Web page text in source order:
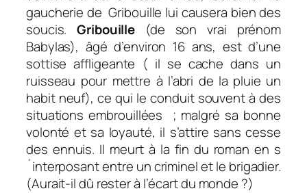
gaucherie de Gribouille lui causera bien des
soucis.Gribouille (de son vrai prénom
Babylas), âgé d’environ 16 ans, est d’une
sottise affligeante ( il se cache dans un
ruisseau pour mettre à l’abri de la pluie un
habit neuf), ce qui le conduit souvent à des
situations embrouillées ; malgré sa bonne
volonté et sa loyauté, il s’attire sans cesse
des ennuis. Il meurt à la fin du roman en s
´interposant entre un criminel et le brigadier.
(Aurait-il dû rester à l’écart du monde ?)